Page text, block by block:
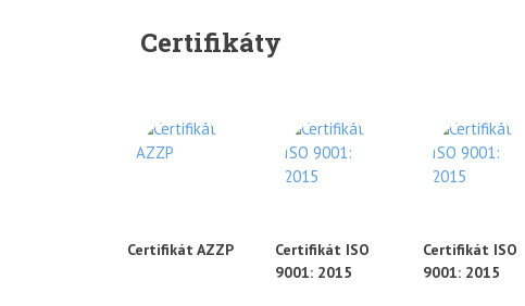
Certifikáty
Certifikát AZZP
Certifikát ISO
9001: 2015
Certifikát ISO
9001: 2015